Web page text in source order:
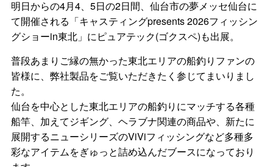
明日からの4月4、5日の2日間、仙台市の夢メッセ仙台に
て開催される「キャスティングpresents 2026フィッシン
グショーin東北」にピュアテック(ゴクスペ)も出展。
普段あまりご縁の無かった東北エリアの船釣りファンの
皆様に、弊社製品をご覧いただきたく参じてまいりまし
た。
仙台を中心とした東北エリアの船釣りにマッチする各種
船竿、加えてジギング、ヘラブナ関連の商品や、新たに
展開するニューシリーズのViViフィッシングなど多種多
彩なアイテムをぎゅっと詰め込んだブースになっており